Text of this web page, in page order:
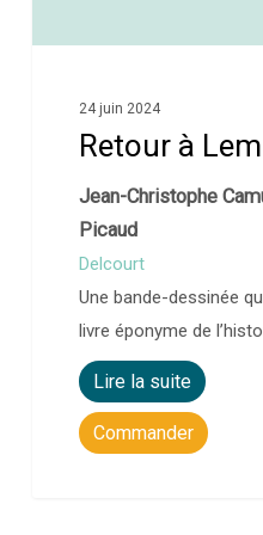
24 juin 2024
Retour à
Jean-Christophe
Picaud
Delcourt
Une bande-dessinée
livre éponyme de
Lire la suite
Commander